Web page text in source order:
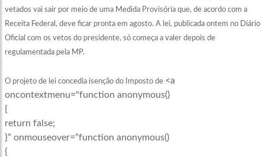
vetados vai sair por meio de uma Medida Provisória que, de acordo com a
Receita Federal, deve ficar pronta em agosto. A lei, publicada ontem no Diário
Oficial com os vetos do presidente, só começa a valer depois de
regulamentada pela MP.
O projeto de lei concedia isenção do Imposto de <a
oncontextmenu="function anonymous()
{
return false;
}” onmouseover=”function anonymous()
{